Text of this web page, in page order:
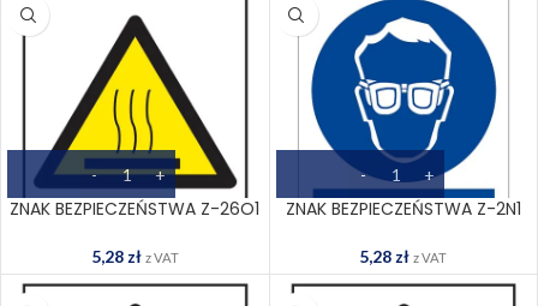
ZNAK BEZPIECZEŃSTWA Z-26O1
5,28 zł z VAT
ZNAK BEZPIECZEŃSTWA Z-2N1
5,28 zł z VAT